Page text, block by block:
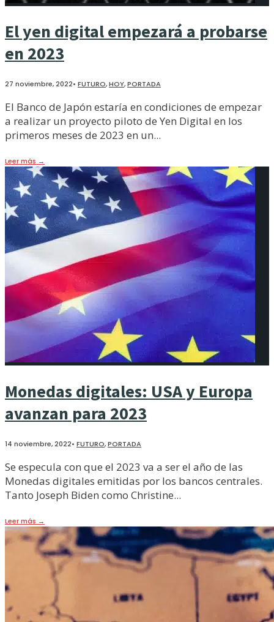
El yen digital empezará a probarse
en 2023
27 noviembre, 2022• FUTURO,HOY,PORTADA
El Banco de Japón estaría en condiciones de empezar
a realizar un proyecto piloto de Yen Digital en los
primeros meses de 2023 en un...
Leer más →
Monedas digitales: USA y Europa
avanzan para 2023
14 noviembre, 2022• FUTURO,PORTADA
Se especula con que el 2023 va a ser el año de las
Monedas digitales emitidas por los bancos centrales.
Tanto Joseph Biden como Christine...
Leer más →